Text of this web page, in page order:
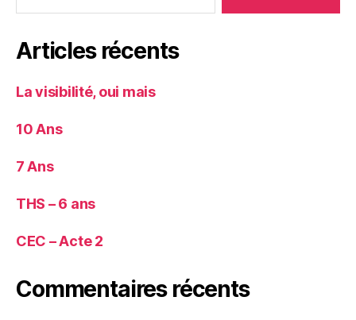
Articles récents
La visibilité, oui mais
10 Ans
7 Ans
THS – 6 ans
CEC – Acte 2
Commentaires récents